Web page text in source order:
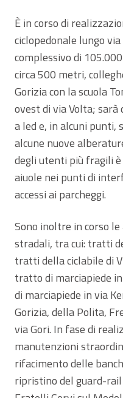
È in corso di
ciclopedonale lungo
complessivo di
circa 500 metri,
Gorizia con la scuola
ovest di via Volta;
a led e, in alcuni punti,
alcune nuove
degli utenti più fragili
aiuole nei punti di
accessi ai parcheggi.
Sono inoltre in corso
stradali, tra cui: tratti
tratti della ciclabile di
tratto di marciapiede
di marciapiede in via
Gorizia, della Polita,
via Gori. In fase di
manutenzioni
rifacimento delle
ripristino del guard-